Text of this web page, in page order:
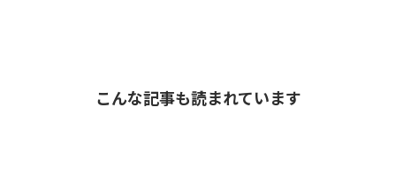
こんな記事も読まれています